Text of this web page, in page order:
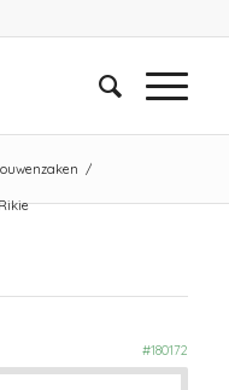
/
#180172